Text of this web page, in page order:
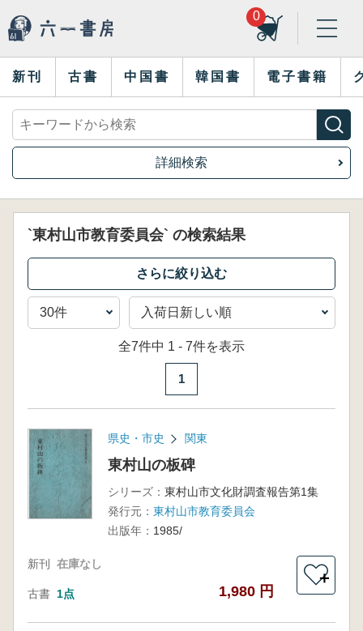
0
新刊 古書 中国書 韓国書 電子書籍
詳細検索
`東村山市教育委員会` の検索結果
全7件中 1 - 7件を表示
1
県史・市史 関東
東村山の板碑
シリーズ： 東村山市文化財調査報告第1集
発行元： 東村山市教育委員会
出版年： 1985/
新刊 在庫なし
古書 1点 1,980 円
＋